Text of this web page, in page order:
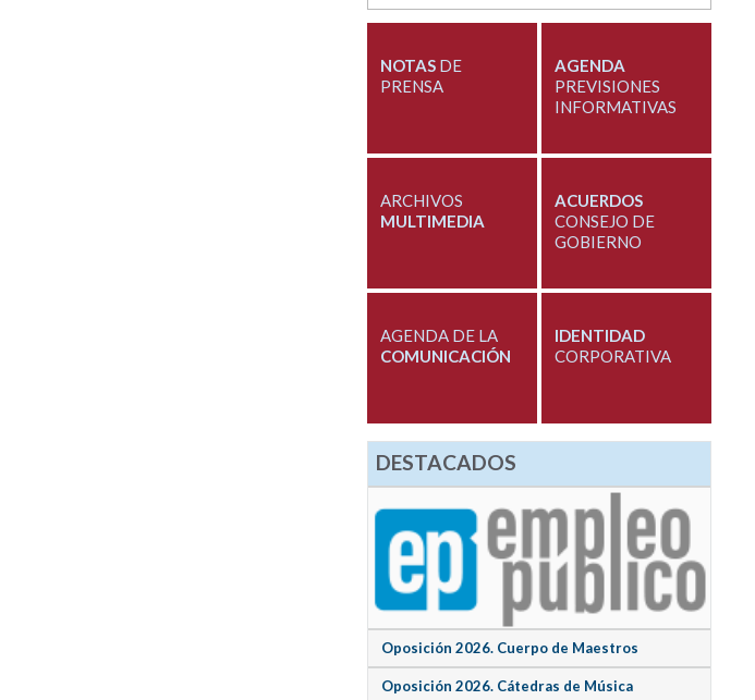
NOTASDE
PRENSA
AGENDA
PREVISIONES
INFORMATIVAS
ARCHIVOS
MULTIMEDIA
ACUERDOS
CONSEJO DE
GOBIERNO
AGENDA DE LA
COMUNICACIÓN
IDENTIDAD
CORPORATIVA
DESTACADOS
Oposición 2026. Cuerpo de Maestros
Oposición 2026. Cátedras de Música